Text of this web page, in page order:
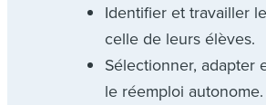
Identifier et travailler
celle de leurs élèves.
Sélectionner, adapter
le réemploi autonome.